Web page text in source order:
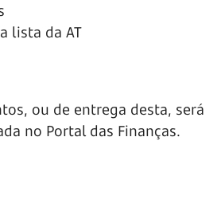
lista da AT
ou de entrega desta, será
no Portal das Finanças.